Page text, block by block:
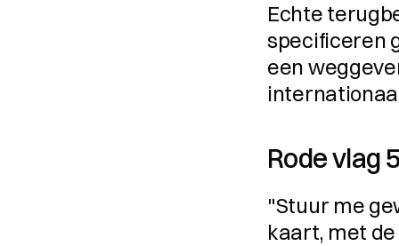
Echte
specificeren
een
Rode vlag
"Stuur me
kaart, met